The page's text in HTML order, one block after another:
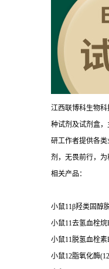
江西联博科生物
种试剂及试剂盒
研工作者提供各
剂，无畏前行，
相关产品：
小鼠11β羟类固醇
小鼠11去氢血栓
小鼠11脱氢血栓
小鼠12脂氧化酶